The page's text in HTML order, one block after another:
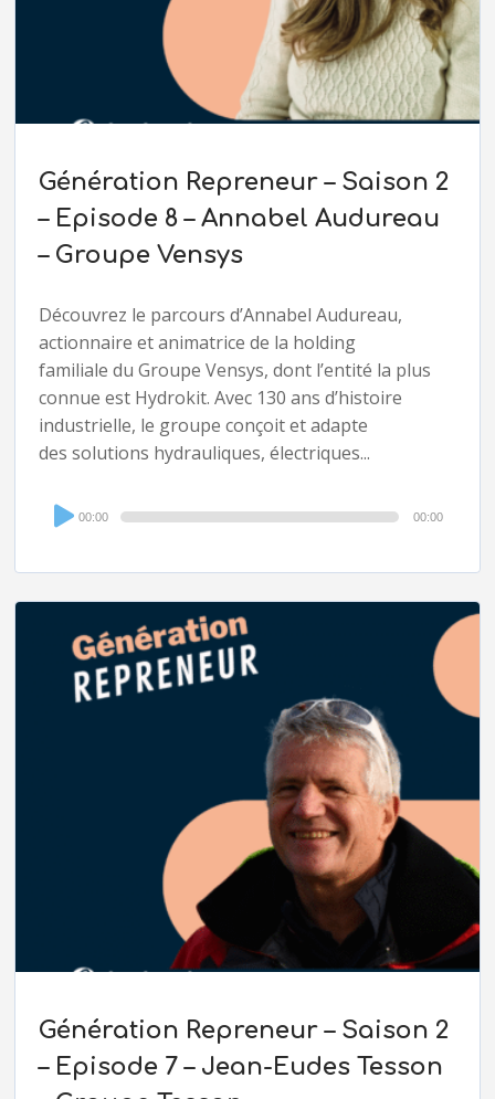
Génération Repreneur – Saison 2
– Episode 8 – Annabel Audureau
– Groupe Vensys
Découvrez le parcours d’Annabel Audureau,
actionnaire et animatrice de la holding
familiale du Groupe Vensys, dont l’entité la plus
connue est Hydrokit. Avec 130 ans d’histoire
industrielle, le groupe conçoit et adapte
des solutions hydrauliques, électriques...
Audio
Player
00:00 00:00
Génération Repreneur – Saison 2
– Episode 7 – Jean-Eudes Tesson